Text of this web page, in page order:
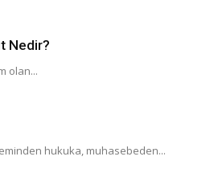
Nedir?
olan...
hukuka, muhasebeden...